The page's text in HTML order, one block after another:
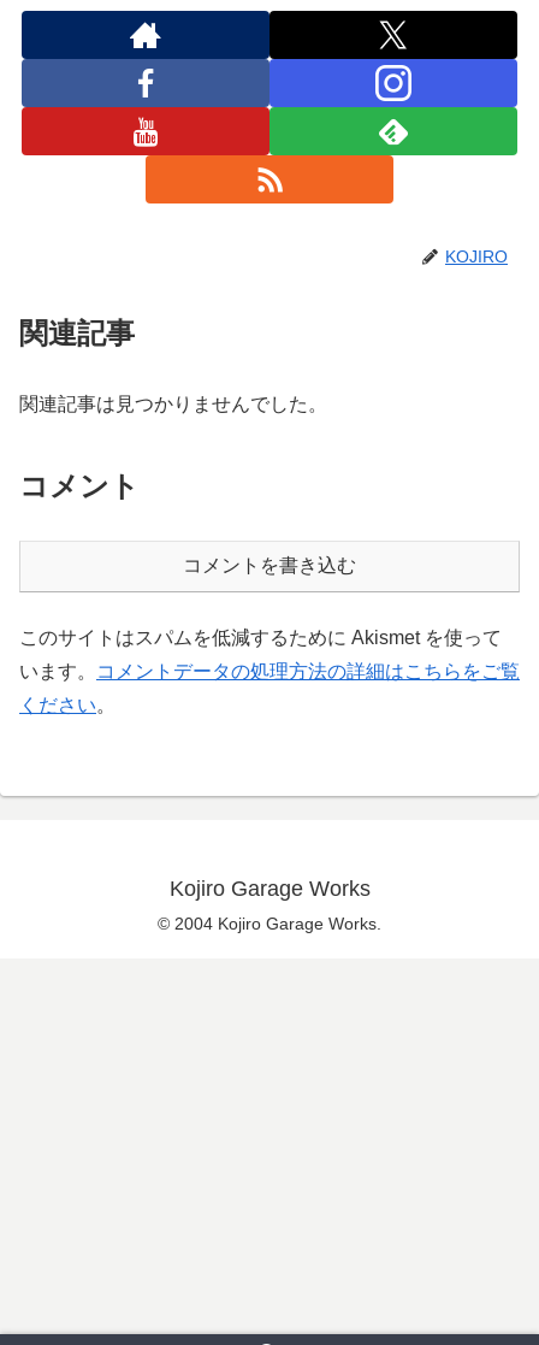
KOJIRO
関連記事
関連記事は見つかりませんでした。
コメント
コメントを書き込む
このサイトはスパムを低減するために Akismet を使って
います。
コメントデータの処理方法の詳細はこちらをご覧
ください。
Kojiro Garage Works
© 2004 Kojiro Garage Works.